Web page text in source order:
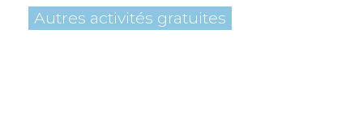
Autres activités gratuites